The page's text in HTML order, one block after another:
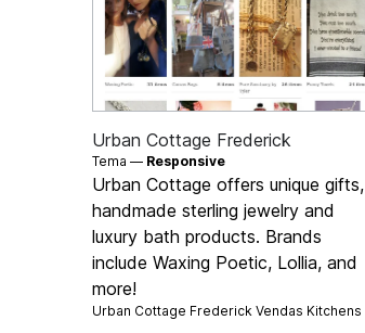
Urban Cottage Frederick
Tema — Responsive
Urban Cottage offers unique gifts,
handmade sterling jewelry and
luxury bath products. Brands
include Waxing Poetic, Lollia, and
more!
Urban Cottage Frederick Vendas Kitchens